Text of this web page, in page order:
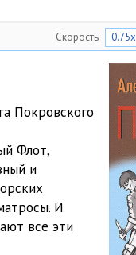
Скорость 0.75x
Покровского
Флот,
и
И
все эти